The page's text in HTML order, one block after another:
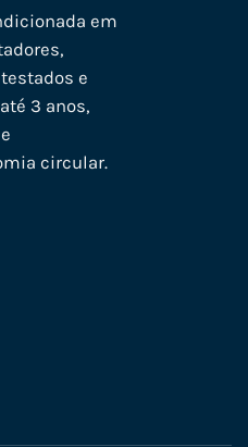
em
e
3 anos,
circular.